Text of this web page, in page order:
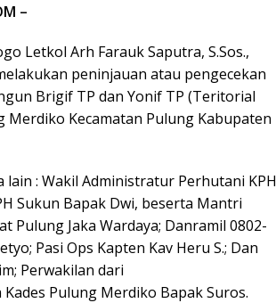
–
Letkol Arh Farauk Saputra, S.Sos.,
peninjauan atau pengecekan
Brigif TP dan Yonif TP (Teritorial
Merdiko Kecamatan Pulung Kabupaten
: Wakil Administratur Perhutani KPH
Sukun Bapak Dwi, beserta Mantri
Pulung Jaka Wardaya; Danramil 0802-
Pasi Ops Kapten Kav Heru S.; Dan
Perwakilan dari
Pulung Merdiko Bapak Suros.